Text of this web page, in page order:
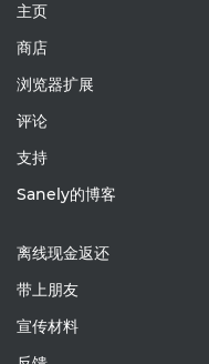
主页
商店
浏览器扩展
评论
支持
Sanely的博客
离线现金返还
带上朋友
宣传材料